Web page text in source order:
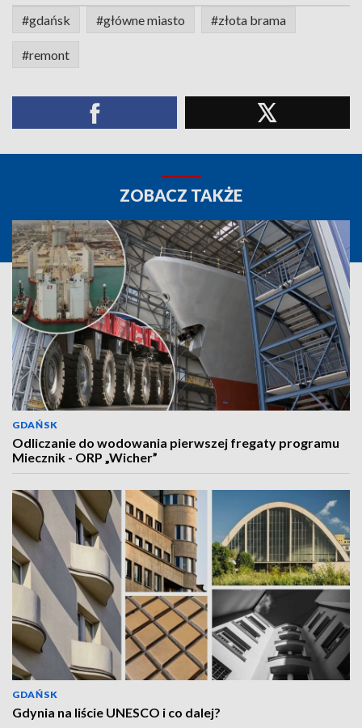
#gdańsk #główne miasto #złota brama
#remont
ZOBACZ TAKŻE
GDAŃSK
Odliczanie do wodowania pierwszej fregaty programu
Miecznik - ORP „Wicher”
GDAŃSK
Gdynia na liście UNESCO i co dalej?